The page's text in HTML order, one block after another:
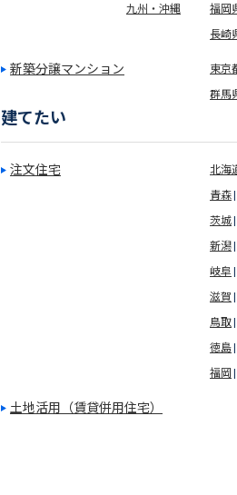
九州・沖縄
福岡
長崎
新築分譲マンション 東京
群馬
建てたい
注文住宅
北海
青森
茨城
新潟
岐阜
滋賀
鳥取
徳島
福岡
土地活用（賃貸併用住宅）